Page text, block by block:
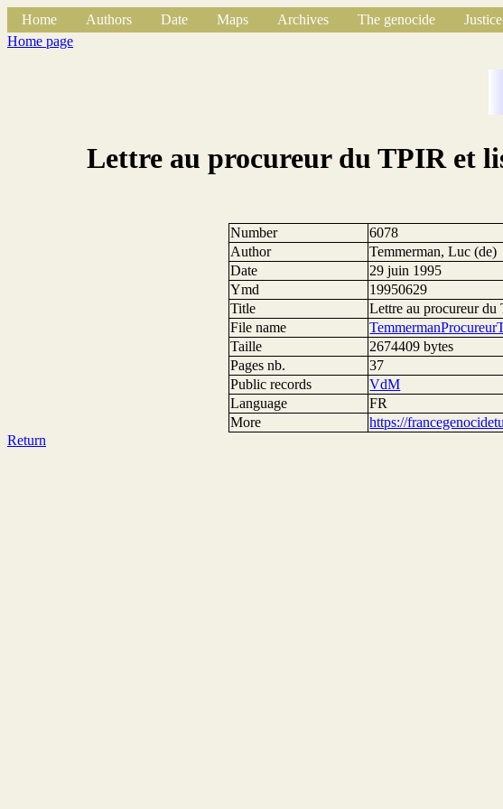
Home Authors Date Maps Archives The genocide Justice
Home page
Lettre au procureur du TPIR et
Number
6078
Author
Temmerman, Luc (de)
Date
29 juin 1995
Ymd
19950629
Title
Lettre au procureur du
File name
Taille
2674409 bytes
Pages nb.
37
Public records
VdM
Language
FR
More
https://
Return